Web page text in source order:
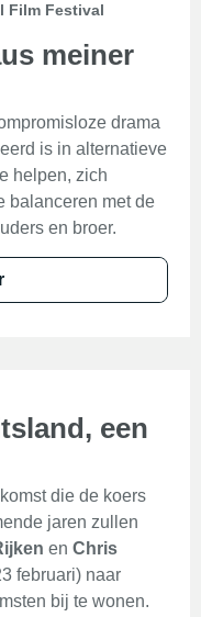
Film Festival
meiner
drama
is in alternatieve
helpen, zich
balanceren met de
en broer.
een
die de koers
jaren zullen
en Chris
februari) naar
bij te wonen.